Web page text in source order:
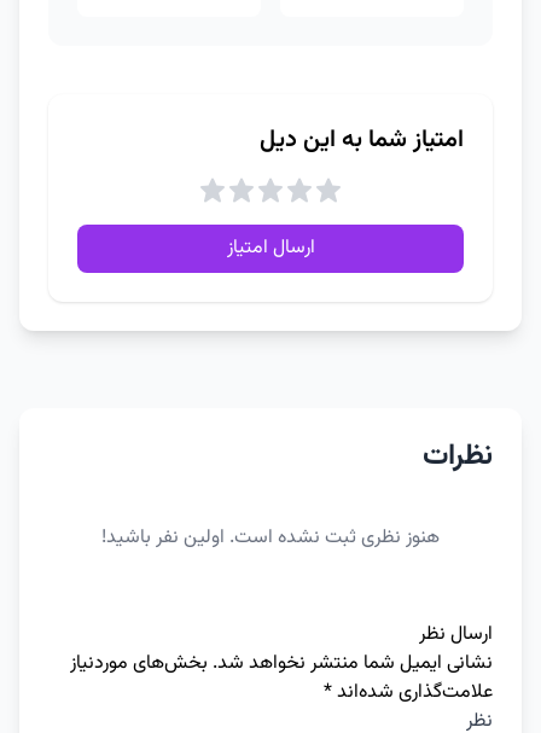
امتیاز شما به این دیل
ارسال امتیاز
نظرات
هنوز نظری ثبت نشده است. اولین نفر باشید!
ارسال نظر
نشانی ایمیل شما منتشر نخواهد شد. بخش‌های موردنیاز
علامت‌گذاری شده‌اند*
نظر